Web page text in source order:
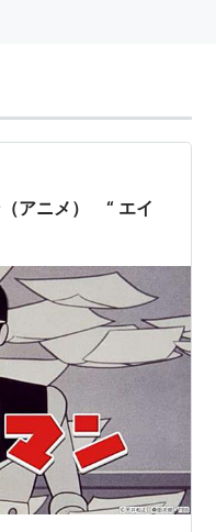
身した（本人は「物
明している）。
トマン』）、且つライ
超革命的中学生集
で、小説のインターネ
。
た結果、本人が出版社
信で作品の発表を行っ
らしく、すべてのフ
た、一時期新興宗教
アニメ） “ エイ